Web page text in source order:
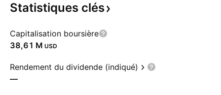
Statistiques clés
Capitalisation boursière
‪38,61 M‬ USD
Rendement du dividende (indiqué)
—